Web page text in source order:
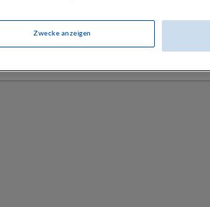
Öffentliche Verwaltung | Rechtsberatung und
Sonstige Dienstleistungen | Sozialwesen |
Zwecke anzeigen